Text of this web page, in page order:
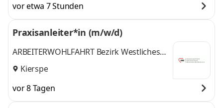
vor etwa 7 Stunden
Praxisanleiter*in (m/w/d)
ARBEITERWOHLFAHRT Bezirk Westliches
Westfalen e. V.
Kierspe
vor 8 Tagen